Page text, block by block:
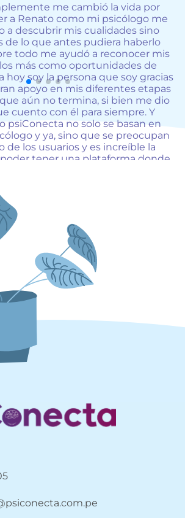
me cambió la vida por
a Renato como mi psicólogo me
a descubrir mis cualidades sino
de lo que antes pudiera haberlo
todo me ayudó a reconocer mis
más como oportunidades de
hoy soy la persona que soy gracias
apoyo en mis diferentes etapas
aún no termina, si bien me dio
cuento con él para siempre. Y
psiConecta no solo se basan en
y ya, sino que se preocupan
de los usuarios y es increíble la
tener una plataforma donde
seguros de que estamos
profesionales y grandes